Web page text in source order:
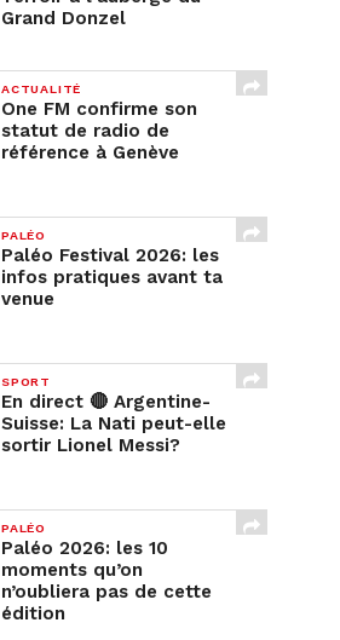
Grand Donzel
ACTUALITÉ
One FM confirme son
statut de radio de
référence à Genève
PALÉO
Paléo Festival 2026: les
infos pratiques avant ta
venue
SPORT
En direct 🔴 Argentine-
Suisse: La Nati peut-elle
sortir Lionel Messi?
PALÉO
Paléo 2026: les 10
moments qu’on
n’oubliera pas de cette
édition